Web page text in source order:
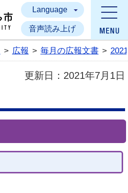
かすみがうら市
Language
音声読み上げ
> 広報 > 毎月の広報文書 >
更新日： 2021年7月1日